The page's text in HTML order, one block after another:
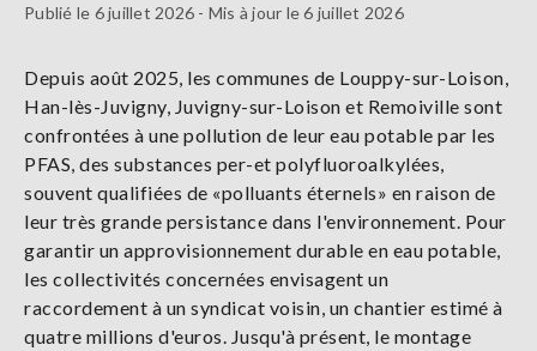
Publié le 6 juillet 2026 - Mis à jour le 6 juillet 2026
Depuis août 2025, les communes de Louppy-sur-Loison,
Han-lès-Juvigny, Juvigny-sur-Loison et Remoiville sont
confrontées à une pollution de leur eau potable par les
PFAS, des substances per-et polyfluoroalkylées,
souvent qualifiées de «polluants éternels» en raison de
leur très grande persistance dans l'environnement. Pour
garantir un approvisionnement durable en eau potable,
les collectivités concernées envisagent un
raccordement à un syndicat voisin, un chantier estimé à
quatre millions d'euros. Jusqu'à présent, le montage